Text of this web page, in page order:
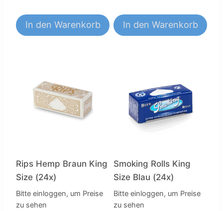
In den Warenkorb In den Warenkorb
Rips Hemp Braun King
Size (24x)
Bitte einloggen, um Preise
zu sehen
Smoking Rolls King
Size Blau (24x)
Bitte einloggen, um Preise
zu sehen